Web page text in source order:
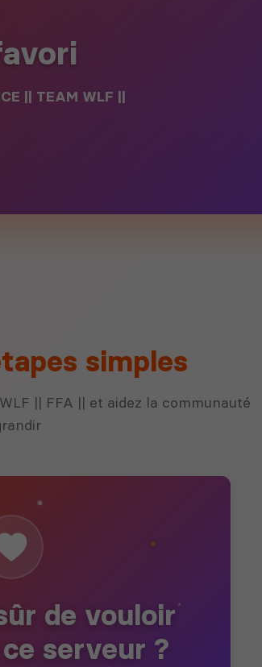
|| TEAM WLF ||
simples
|| FFA || et aidez la communauté
de vouloir
serveur ?